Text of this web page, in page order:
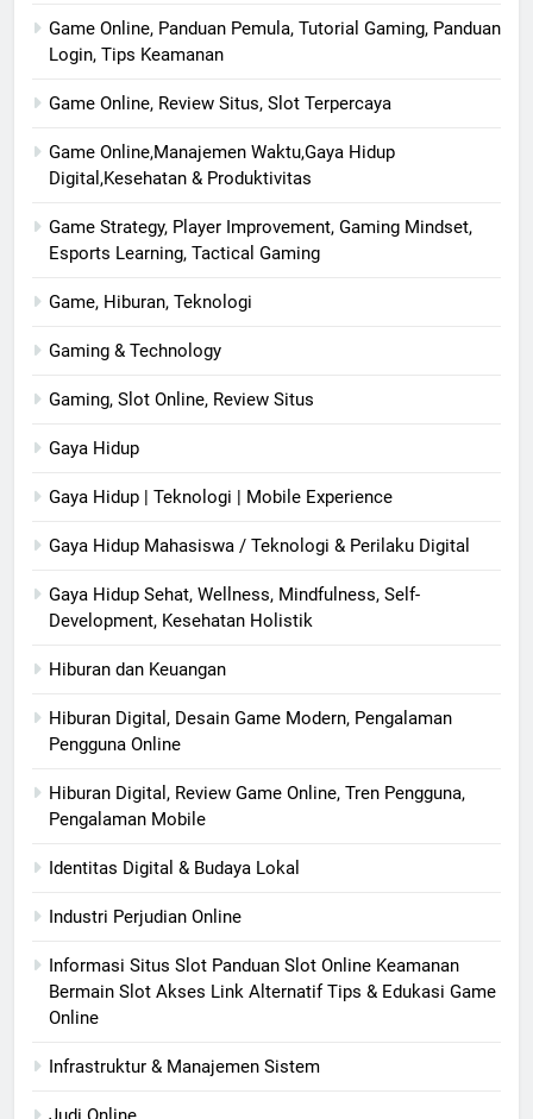
Game Online, Panduan Pemula, Tutorial Gaming, Panduan
Login, Tips Keamanan
Game Online, Review Situs, Slot Terpercaya
Game Online,Manajemen Waktu,Gaya Hidup
Digital,Kesehatan & Produktivitas
Game Strategy, Player Improvement, Gaming Mindset,
Esports Learning, Tactical Gaming
Game, Hiburan, Teknologi
Gaming & Technology
Gaming, Slot Online, Review Situs
Gaya Hidup
Gaya Hidup | Teknologi | Mobile Experience
Gaya Hidup Mahasiswa / Teknologi & Perilaku Digital
Gaya Hidup Sehat, Wellness, Mindfulness, Self-
Development, Kesehatan Holistik
Hiburan dan Keuangan
Hiburan Digital, Desain Game Modern, Pengalaman
Pengguna Online
Hiburan Digital, Review Game Online, Tren Pengguna,
Pengalaman Mobile
Identitas Digital & Budaya Lokal
Industri Perjudian Online
Informasi Situs Slot Panduan Slot Online Keamanan
Bermain Slot Akses Link Alternatif Tips & Edukasi Game
Online
Infrastruktur & Manajemen Sistem